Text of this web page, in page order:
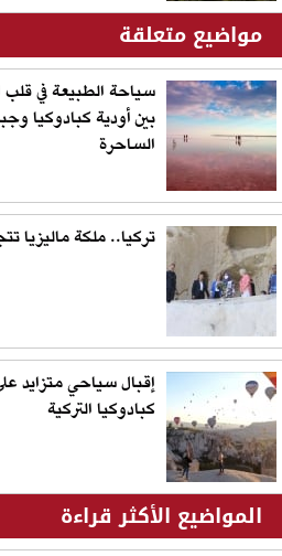
مواضيع متعلقة
سياحة الطبيعة في
بين أودية كبادوكيا
الساحرة
تركيا.. ملكة ماليزيا
إقبال سياحي متزايد
كبادوكيا التركية
المواضيع الأكثر قراءة